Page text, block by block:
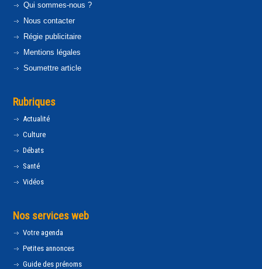
Qui sommes-nous ?
Nous contacter
Régie publicitaire
Mentions légales
Soumettre article
Rubriques
Actualité
Culture
Débats
Santé
Vidéos
Nos services web
Votre agenda
Petites annonces
Guide des prénoms